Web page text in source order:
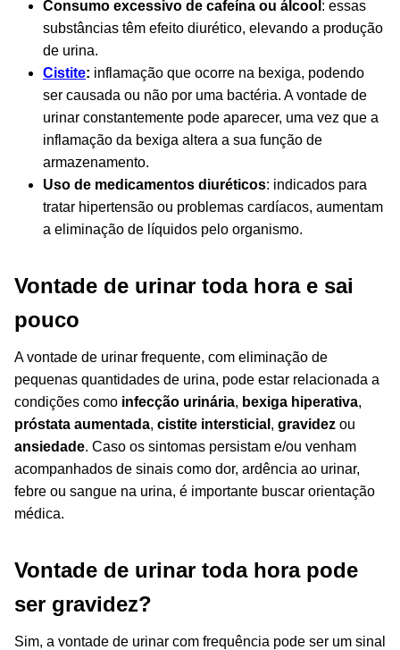
Consumo excessivo de cafeína ou álcool : essas
substâncias têm efeito diurético, elevando a produção
de urina.
Cistite: inflamação que ocorre na bexiga, podendo
ser causada ou não por uma bactéria. A vontade de
urinar constantemente pode aparecer, uma vez que a
inflamação da bexiga altera a sua função de
armazenamento.
Uso de medicamentos diuréticos: indicados para
tratar hipertensão ou problemas cardíacos, aumentam
a eliminação de líquidos pelo organismo.
Vontade de urinar toda hora e sai
pouco
A vontade de urinar frequente, com eliminação de
pequenas quantidades de urina, pode estar relacionada a
condições como infecção urinária, bexiga hiperativa,
próstata aumentada, cistite intersticial , gravidez ou
ansiedade. Caso os sintomas persistam e/ou venham
acompanhados de sinais como dor, ardência ao urinar,
febre ou sangue na urina, é importante buscar orientação
médica.
Vontade de urinar toda hora pode
ser gravidez?
Sim, a vontade de urinar com frequência pode ser um sinal